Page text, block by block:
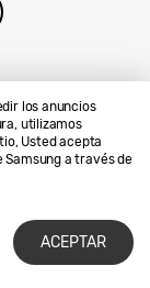
los anuncios
utilizamos
Usted acepta
a través de
ACEPTAR